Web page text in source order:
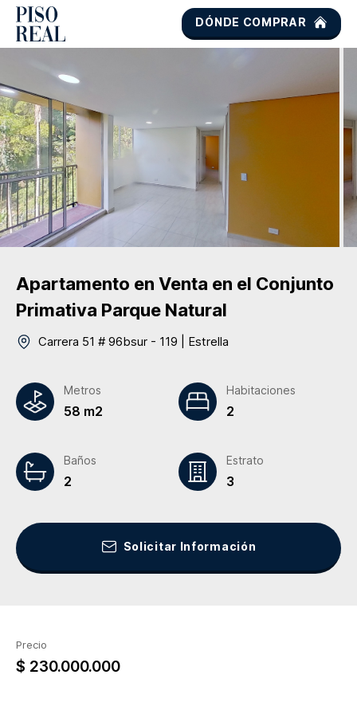
DÓNDE COMPRAR
Apartamento en Venta en el Conjunto
Primativa Parque Natural
Carrera 51 # 96bsur - 119 Estrella
Metros
58 m2
Habitaciones
2
Baños
2
Estrato
3
Solicitar Información
Precio
$ 230.000.000